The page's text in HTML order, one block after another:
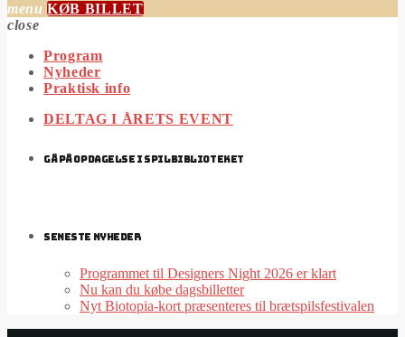
menu KØB BILLET
close
Program
Nyheder
Praktisk info
DELTAG I ÅRETS EVENT
GÅ PÅ OPDAGELSE I SPILBIBLIOTEKET
SENESTE NYHEDER
Programmet til Designers Night 2026 er klart
Nu kan du købe dagsbilletter
Nyt Biotopia-kort præsenteres til brætspilsfestivalen